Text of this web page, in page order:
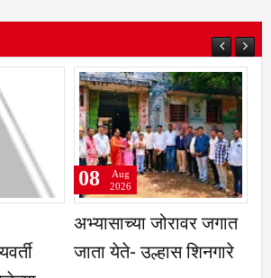
अभ्यासाच्या जोरावर जगात
जाता येते- उल्हास शिनगारे
08
Aug
2026
कुणबी नोंदी
सरकारचा
08
Aug
2026